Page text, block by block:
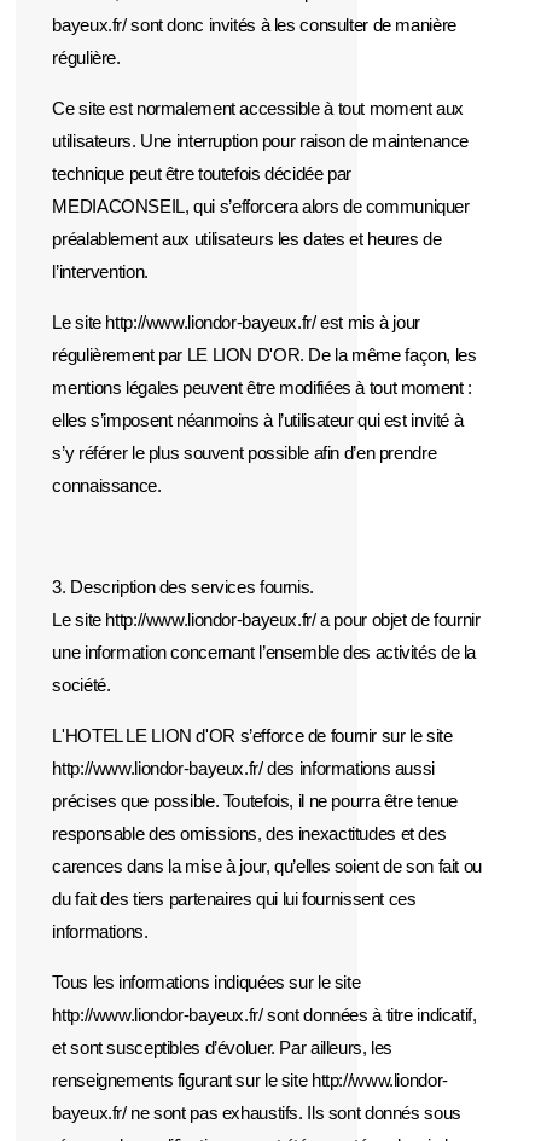
bayeux.fr/ sont donc invités à les consulter de manière
régulière.
Ce site est normalement accessible à tout moment aux
utilisateurs. Une interruption pour raison de maintenance
technique peut être toutefois décidée par
MEDIACONSEIL, qui s’efforcera alors de communiquer
préalablement aux utilisateurs les dates et heures de
l’intervention.
Le site http://www.liondor-bayeux.fr/ est mis à jour
régulièrement par LE LION D'OR. De la même façon, les
mentions légales peuvent être modifiées à tout moment :
elles s’imposent néanmoins à l’utilisateur qui est invité à
s’y référer le plus souvent possible afin d’en prendre
connaissance.
3. Description des services fournis.
Le site http://www.liondor-bayeux.fr/ a pour objet de fournir
une information concernant l’ensemble des activités de la
société.
L'HOTEL LE LION d'OR s’efforce de fournir sur le site
http://www.liondor-bayeux.fr/ des informations aussi
précises que possible. Toutefois, il ne pourra être tenue
responsable des omissions, des inexactitudes et des
carences dans la mise à jour, qu’elles soient de son fait ou
du fait des tiers partenaires qui lui fournissent ces
informations.
Tous les informations indiquées sur le site
http://www.liondor-bayeux.fr/ sont données à titre indicatif,
et sont susceptibles d’évoluer. Par ailleurs, les
renseignements figurant sur le site http://www.liondor-
bayeux.fr/ ne sont pas exhaustifs. Ils sont donnés sous